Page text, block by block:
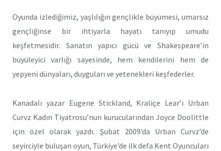
Oyunda izlediğimiz, yaşlılığın gençlikle büyümesi, umarsız
gençliğinse bir ihtiyarla hayatı tanıyıp umudu
keşfetmesidir. Sanatın yapıcı gücü ve Shakespeare’in
büyüleyici varlığı sayesinde, hem kendilerini hem de
yepyeni dünyaları, duyguları ve yetenekleri keşfederler.
Kanadalı yazar Eugene Stickland, Kraliçe Lear’ı Urban
Curvz Kadın Tiyatrosu’nun kurucularından Joyce Doolittle
için özel olarak yazdı. Şubat 2009’da Urban Curvz’de
seyirciyle buluşan oyun, Türkiye’de ilk defa Kent Oyuncuları